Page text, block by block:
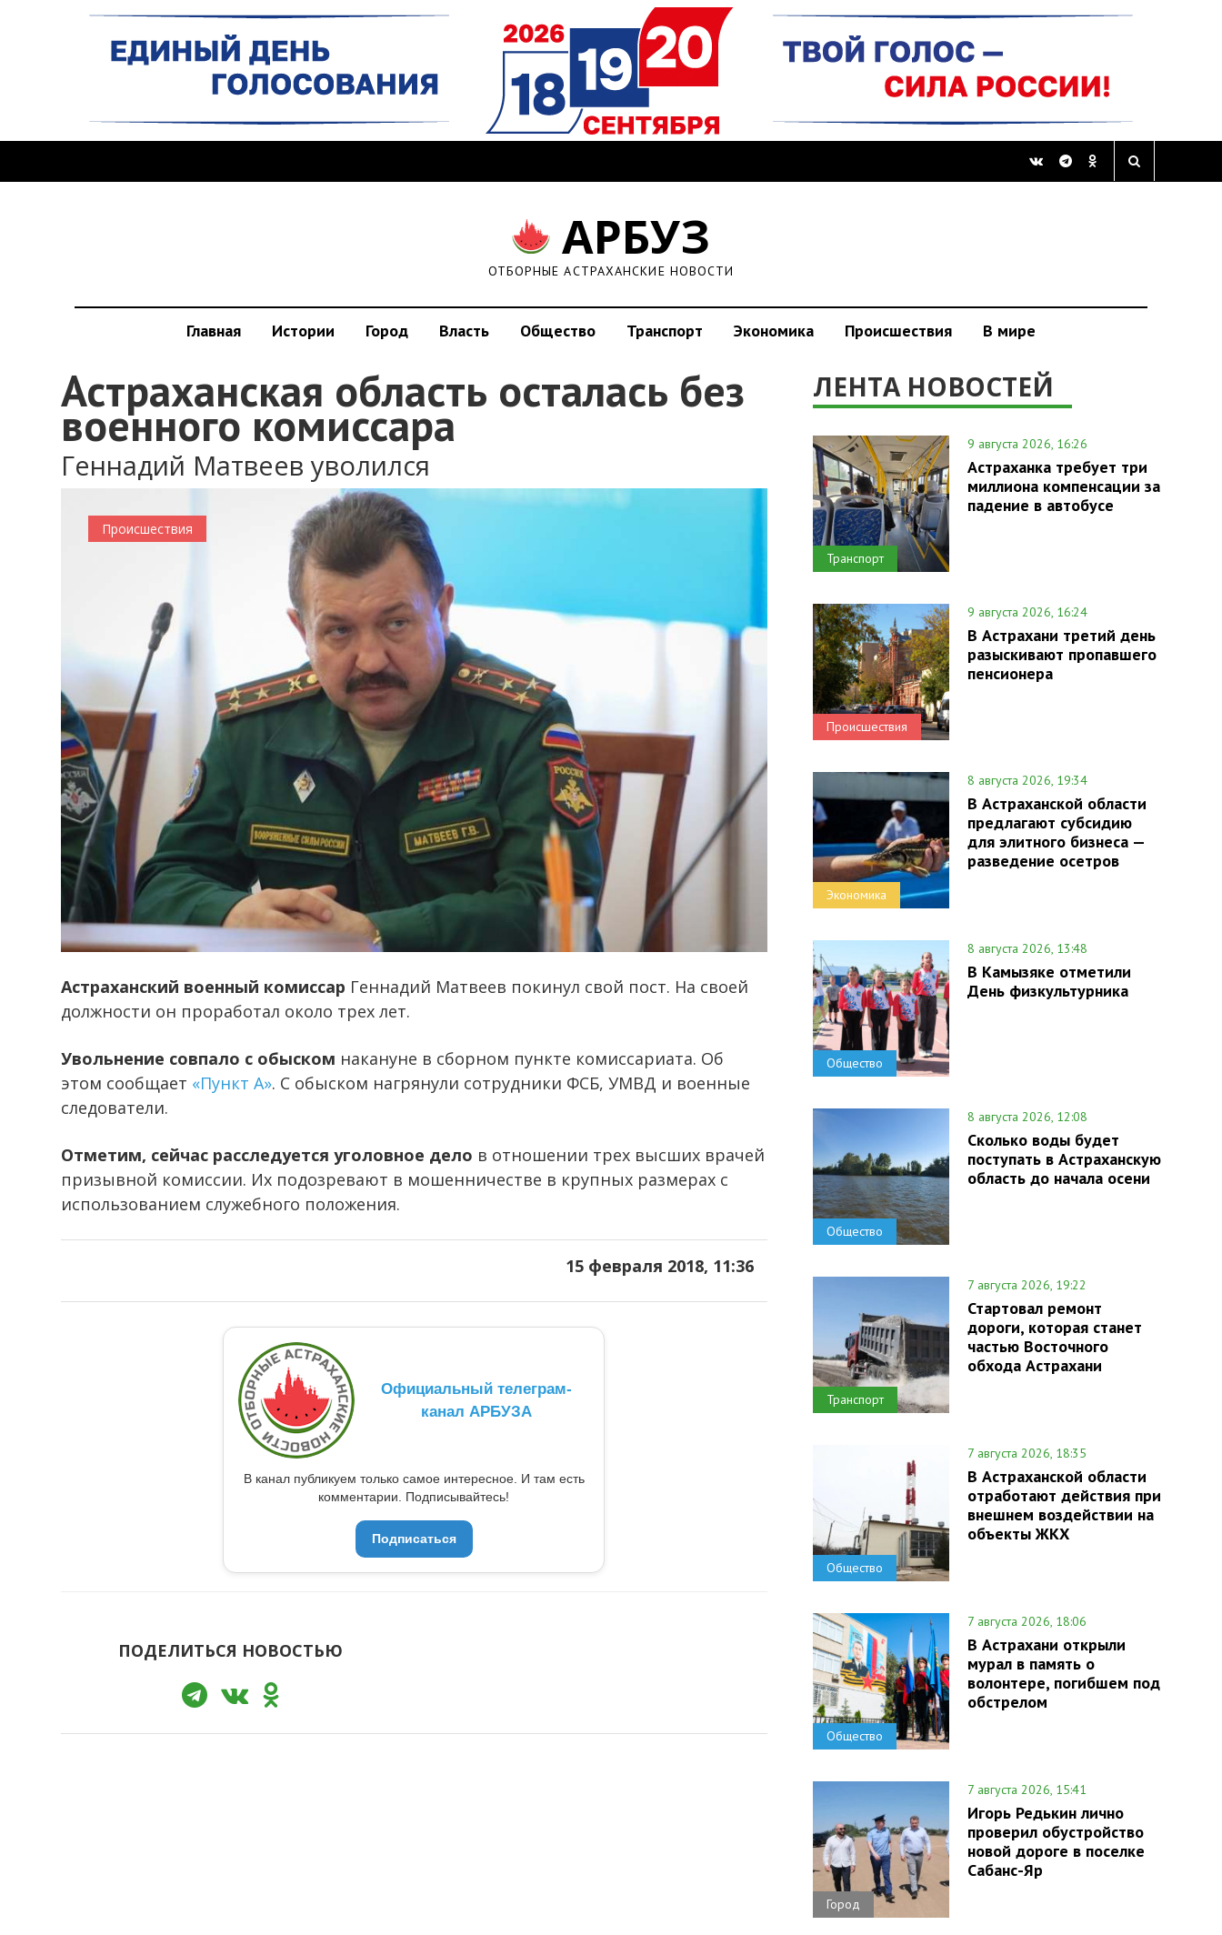
АРБУЗ
ОТБОРНЫЕ АСТРАХАНСКИЕ НОВОСТИ
Главная Истории Город Власть Общество Транспорт Экономика Происшествия В мире
Астраханская область осталась без
военного комиссара
Геннадий Матвеев уволился
Происшествия
Астраханский военный комиссар Геннадий Матвеев покинул свой пост. На своей
должности он проработал около трех лет.
Увольнение совпало с обыском накануне в сборном пункте комиссариата. Об
этом сообщает «Пункт А». С обыском нагрянули сотрудники ФСБ, УМВД и военные
следователи.
Отметим, сейчас расследуется уголовное дело в отношении трех высших врачей
призывной комиссии. Их подозревают в мошенничестве в крупных размерах с
использованием служебного положения.
15 февраля 2018, 11:36
Официальный телеграм-
канал АРБУЗА
В канал публикуем только самое интересное. И там есть
комментарии. Подписывайтесь!
Подписаться
ПОДЕЛИТЬСЯ НОВОСТЬЮ
ЛЕНТА НОВОСТЕЙ
Транспорт
9 августа 2026, 16:26
Астраханка требует три
миллиона компенсации за
падение в автобусе
Происшествия
9 августа 2026, 16:24
В Астрахани третий день
разыскивают пропавшего
пенсионера
Экономика
8 августа 2026, 19:34
В Астраханской области
предлагают субсидию
для элитного бизнеса —
разведение осетров
Общество
8 августа 2026, 13:48
В Камызяке отметили
День физкультурника
Общество
8 августа 2026, 12:08
Сколько воды будет
поступать в Астраханскую
область до начала осени
Транспорт
7 августа 2026, 19:22
Стартовал ремонт
дороги, которая станет
частью Восточного
обхода Астрахани
Общество
7 августа 2026, 18:35
В Астраханской области
отработают действия при
внешнем воздействии на
объекты ЖКХ
Общество
7 августа 2026, 18:06
В Астрахани открыли
мурал в память о
волонтере, погибшем под
обстрелом
Город
7 августа 2026, 15:41
Игорь Редькин лично
проверил обустройство
новой дороге в поселке
Сабанс-Яр